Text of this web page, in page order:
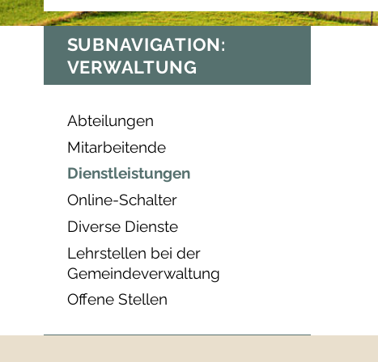
SUBNAVIGATION:
VERWALTUNG
Abteilungen
Mitarbeitende
Dienstleistungen
Online-Schalter
Diverse Dienste
Lehrstellen bei der
Gemeindeverwaltung
Offene Stellen